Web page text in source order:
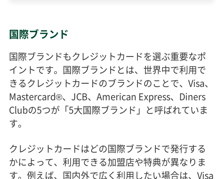
国際ブランド
国際ブランドもクレジットカードを選ぶ重要なポ
イントです。国際ブランドとは、世界中で利用で
きるクレジットカードのブランドのことで、Visa、
Mastercard®、JCB、American Express、Diners
Clubの5つが「5大国際ブランド」と呼ばれていま
す。
クレジットカードはどの国際ブランドで発行する
かによって、利用できる加盟店や特典が異なりま
す。例えば、国内外で広く利用したい場合は、Visa